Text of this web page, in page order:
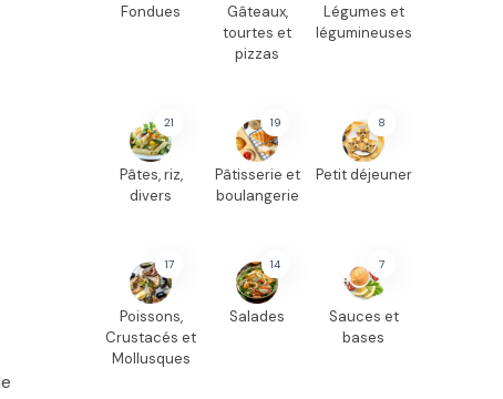
Fondues
Gâteaux,
tourtes et
pizzas
Légumes et
légumineuses
21
Pâtes, riz,
divers
19
Pâtisserie et
boulangerie
8
Petit déjeuner
17
Poissons,
Crustacés et
Mollusques
14
Salades
7
Sauces et
bases